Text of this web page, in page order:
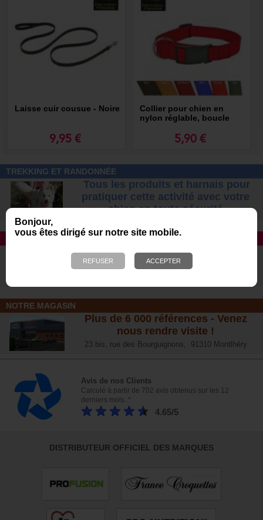
Bonjour,
vous êtes dirigé sur notre site mobile.
Laisse cuir cousue - Noire
9,95 €
Collier pour chien en
nylon réglable, boucle
5,90 €
TREKKING ET RANDONNÉE
Tous les produits et harnais pour
pratiquer cette activité avec votre
chienen toute sécurité
TAPIS ROULANT
Avec DOG RUNNER et Dog Pacer
Le n°1 des ventes aux USA
NOTRE MAGASIN
Plus de 6 000 références - Venez
nous rendre visite !
23 bis, rue des Bourguignons, 91310 Montlhéry
Avis de nos Clients
Calculé à partir de 702 avis obtenus sur les 12
derniers mois. *
4.65/5
DISTRIBUTEUR OFFICIEL DES MARQUES